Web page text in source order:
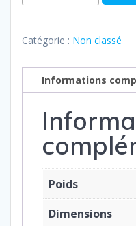
de
de
terre
-
Darwiche
Catégorie : Non classé
Informations
Poids
Dimensions